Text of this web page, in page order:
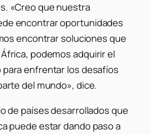
«Creo que nuestra
encontrar oportunidades
encontrar soluciones que
podemos adquirir el
enfrentar los desafíos
del mundo», dice.
de países desarrollados que
puede estar dando paso a